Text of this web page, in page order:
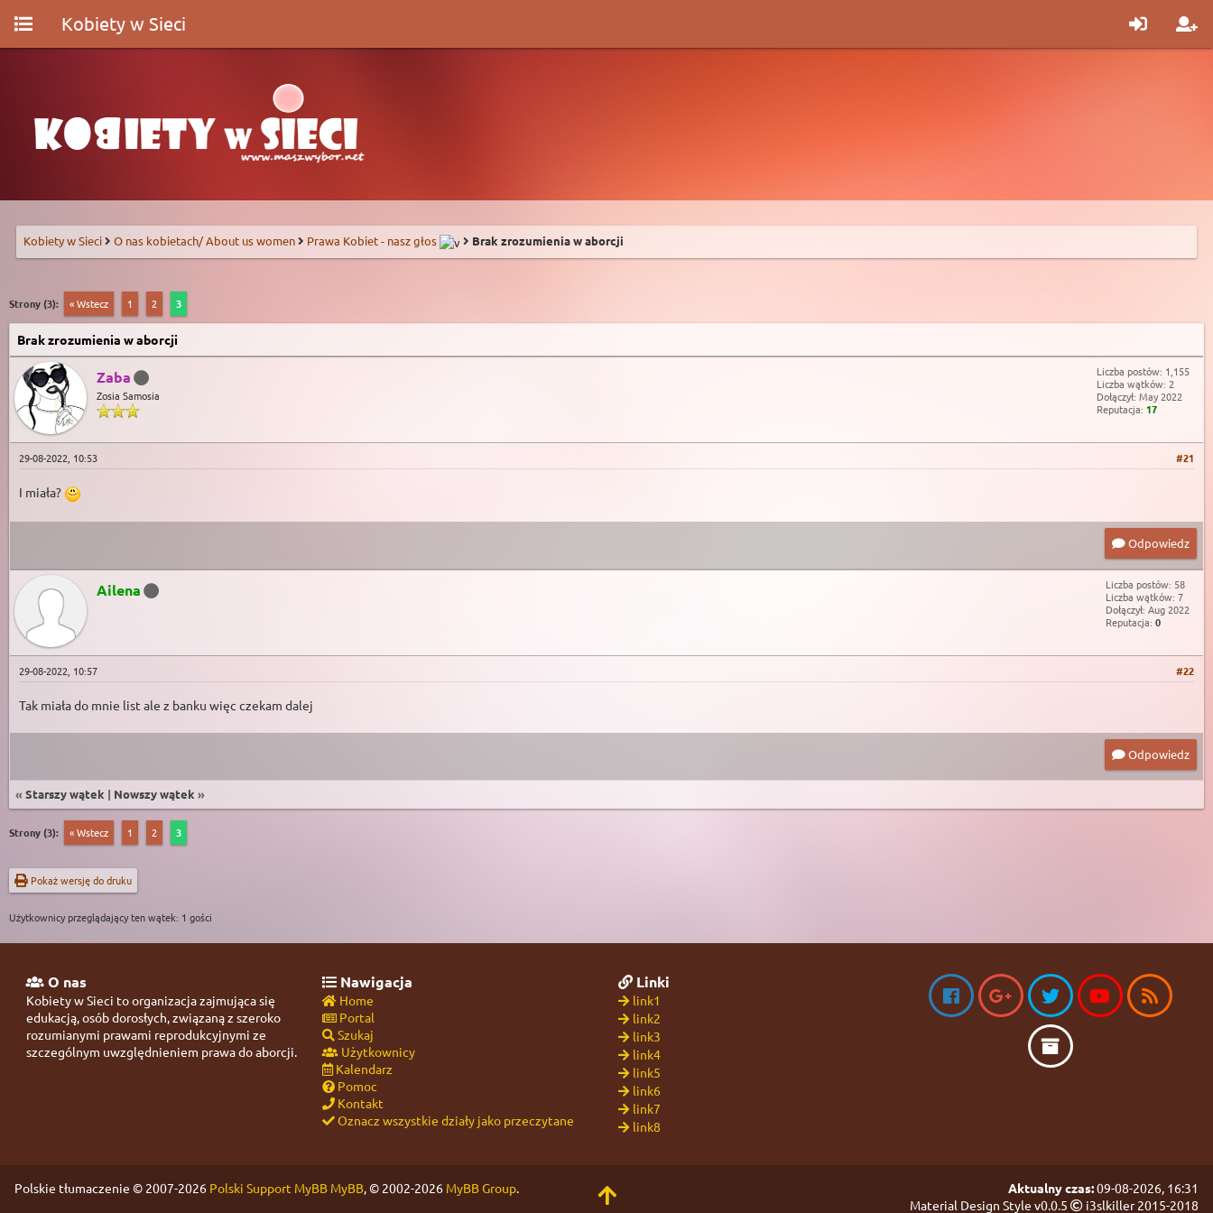
Kobiety w Sieci
Kobiety w Sieci O nas kobietach/ About us women Prawa Kobiet - nasz głos Brak zrozumienia w aborcji
Strony (3): « Wstecz 1 2 3
Brak zrozumienia w aborcji
Zaba
Zosia Samosia
Liczba postów: 1,155
Liczba wątków: 2
Dołączył: May 2022
Reputacja: 17
#21
29-08-2022, 10:53
I miała?
Odpowiedz
Ailena
Liczba postów: 58
Liczba wątków: 7
Dołączył: Aug 2022
Reputacja: 0
#22
29-08-2022, 10:57
Tak miała do mnie list ale z banku więc czekam dalej
Odpowiedz
« Starszy wątek | Nowszy wątek »
Strony (3): « Wstecz 1 2 3
Pokaż wersję do druku
Użytkownicy przeglądający ten wątek: 1 gości
O nas
Kobiety w Sieci to organizacja zajmująca się
edukacją, osób dorosłych, związaną z szeroko
rozumianymi prawami reprodukcyjnymi ze
szczególnym uwzględnieniem prawa do aborcji.
Nawigacja
Home
Portal
Szukaj
Użytkownicy
Kalendarz
Pomoc
Kontakt
Oznacz wszystkie działy jako przeczytane
Linki
link1
link2
link3
link4
link5
link6
link7
link8
Polskie tłumaczenie © 2007-2026 Polski Support MyBB MyBB, © 2002-2026 MyBB Group. Aktualny czas:09-08-2026, 16:31
Material Design Style v0.0.5
i3slkiller 2015-2018